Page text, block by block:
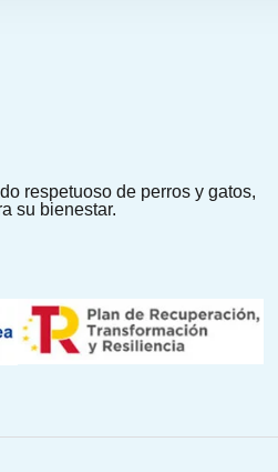
respetuoso de perros y gatos,
su bienestar.